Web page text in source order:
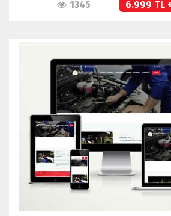
1345 6.999 TL
İNCELE
SATIN AL